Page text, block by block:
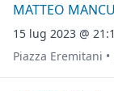
MATTEO
15 lug 2023 @
Piazza Eremitani •